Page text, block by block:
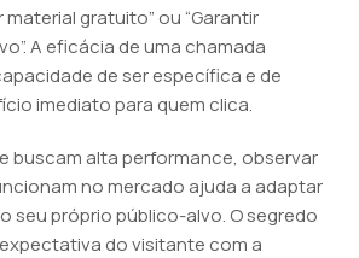
material gratuito” ou “Garantir
A eficácia de uma chamada
de ser específica e de
imediato para quem clica.
buscam alta performance, observar
no mercado ajuda a adaptar
seu próprio público-alvo. O segredo
do visitante com a